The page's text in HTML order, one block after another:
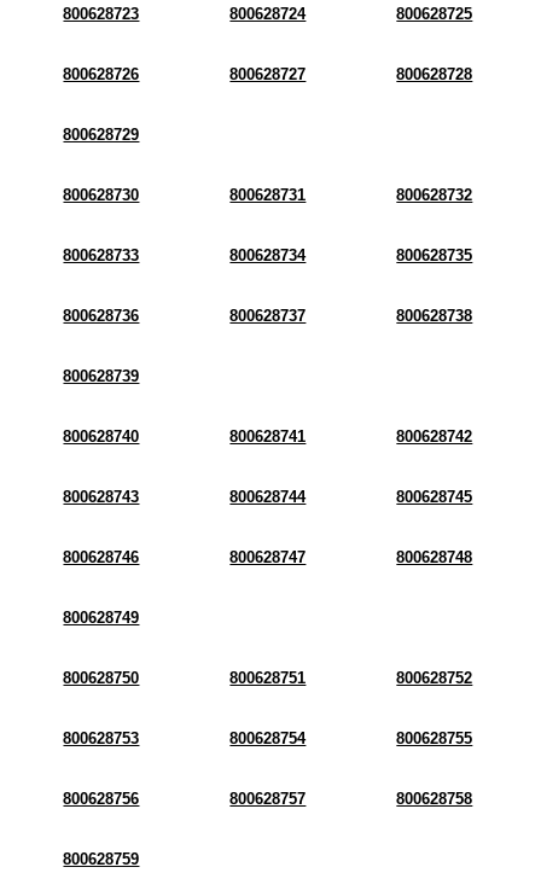
800628723 800628724 800628725
800628726 800628727 800628728
800628729
800628730 800628731 800628732
800628733 800628734 800628735
800628736 800628737 800628738
800628739
800628740 800628741 800628742
800628743 800628744 800628745
800628746 800628747 800628748
800628749
800628750 800628751 800628752
800628753 800628754 800628755
800628756 800628757 800628758
800628759